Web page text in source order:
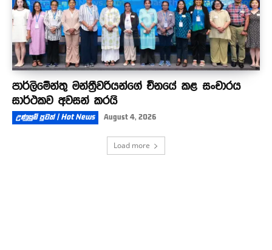
පාර්ලිමේන්තු මන්ත්‍රීවරියන්ගේ චීනයේ කළ සංචාරය
සාර්ථකව අවසන් කරයි
උණුසුම් පුවත් | Hot News August 4, 2026
Load more